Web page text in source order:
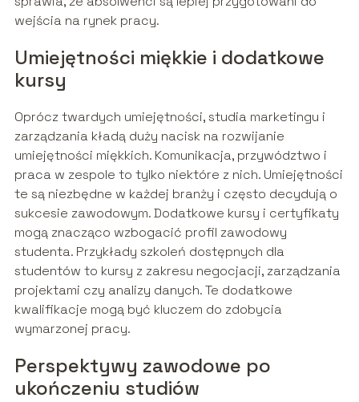
wejścia na rynek pracy.
Umiejętności miękkie i dodatkowe
kursy
Oprócz twardych umiejętności, studia marketingu i
zarządzania kładą duży nacisk na rozwijanie
umiejętności miękkich. Komunikacja, przywództwo i
praca w zespole to tylko niektóre z nich. Umiejętności
te są niezbędne w każdej branży i często decydują o
sukcesie zawodowym. Dodatkowe kursy i certyfikaty
mogą znacząco wzbogacić profil zawodowy
studenta. Przykłady szkoleń dostępnych dla
studentów to kursy z zakresu negocjacji, zarządzania
projektami czy analizy danych. Te dodatkowe
kwalifikacje mogą być kluczem do zdobycia
wymarzonej pracy.
Perspektywy zawodowe po
ukończeniu studiów